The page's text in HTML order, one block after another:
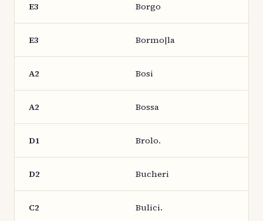
E3 Borgo
E3 Bormo|la
A2 Bosi
A2 Bossa
D1 Brolo.
D2 Bucheri
C2 Bulici.